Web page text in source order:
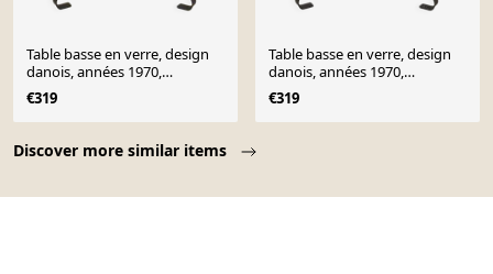
Discover more similar items
Table basse en verre, design
danois, années 1970,
production : Danemark
€319
Table basse en verre, design
danois, années 1970,
fabriquée au Danemark
€319